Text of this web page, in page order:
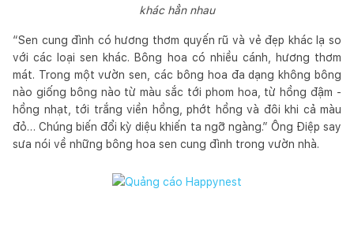
khác hẳn nhau
“Sen cung đình có hương thơm quyến rũ và vẻ đẹp khác lạ so
với các loại sen khác. Bông hoa có nhiều cánh, hương thơm
mát. Trong một vườn sen, các bông hoa đa dạng không bông
nào giống bông nào từ màu sắc tới phom hoa, từ hồng đậm -
hồng nhạt, tới trắng viền hồng, phớt hồng và đôi khi cả màu
đỏ… Chúng biến đổi kỳ diệu khiến ta ngỡ ngàng.” Ông Điệp say
sưa nói về những bông hoa sen cung đình trong vườn nhà.